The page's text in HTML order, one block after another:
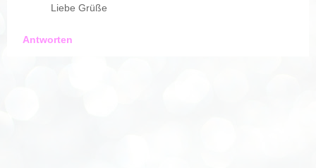
Liebe Grüße
Antworten